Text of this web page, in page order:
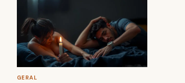
GERAL